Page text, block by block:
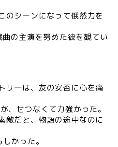
のシーンになって俄然力を
の主演を努めた彼を観てい
リーは、友の安否に心を痛
、せつなくて力強かった。
敵だと、物語の途中なのに
かった。